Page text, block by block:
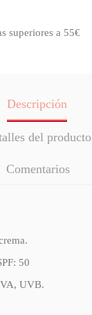
superiores a 55€
Descripción
del producto
Comentarios
50
UVB.